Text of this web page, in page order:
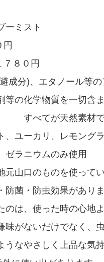
ーミスト
円
８０円
成分)、エタノール等の
等の化学物質を一切含
すべてが天然素材で
、ユーカリ、レモング
、ゼラニウムのみ使
元山口のものを使って
防菌・防虫効果があり
のは、使った時の心地
味がないだけでなく、
うなやさしく上品な気